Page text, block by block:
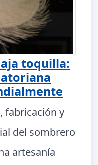
toquilla:
fabricación y
del sombrero
artesanía